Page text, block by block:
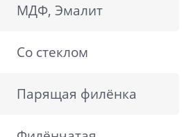
МДФ, Эмалит
Со стеклом
Парящая филёнка